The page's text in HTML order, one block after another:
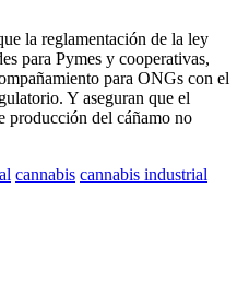
la reglamentación de la ley
para Pymes y cooperativas,
para ONGs con el
Y aseguran que el
producción del cáñamo no
cannabis cannabis industrial